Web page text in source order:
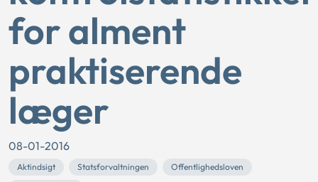
for alment
praktiserende
læger
08-01-2016
Aktindsigt Statsforvaltningen
Offentlighedsloven